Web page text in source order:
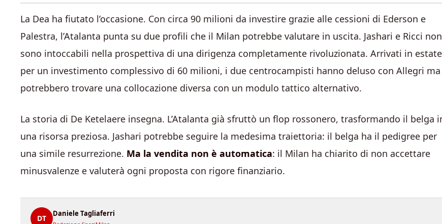
La Dea ha fiutato l’occasione. Con circa 90 milioni da investire grazie alle cessioni di Ederson e
Palestra, l’Atalanta punta su due profili che il Milan potrebbe valutare in uscita. Jashari e Ricci non
sono intoccabili nella prospettiva di una dirigenza completamente rivoluzionata. Arrivati in estate
per un investimento complessivo di 60 milioni, i due centrocampisti hanno deluso con Allegri ma
potrebbero trovare una collocazione diversa con un modulo tattico alternativo.
La storia di De Ketelaere insegna. L’Atalanta già sfruttò un flop rossonero, trasformando il belga
una risorsa preziosa. Jashari potrebbe seguire la medesima traiettoria: il belga ha il pedigree per
una simile resurrezione. Ma la vendita non è automatica: il Milan ha chiarito di non accettare
minusvalenze e valuterà ogni proposta con rigore finanziario.
DT
Daniele Tagliaferri